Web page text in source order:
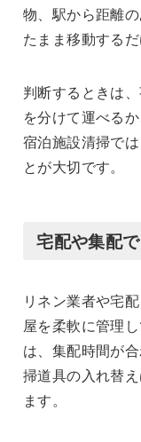
物、駅から距離
たまま移動する
判断するときは
を分けて運べる
宿泊施設清掃で
とが大切です。
宅配や集配
リネン業者や宅
屋を柔軟に管理
は、集配時間が
掃道具の入れ替
ます。